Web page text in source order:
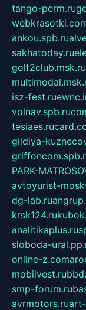
tango-perm.ru
ankou.spb.ru
sakhatoday.ru
golf2club.msk.ru
isz-fest.ru
volnav.spb.ru
tesiaes.ru
gildiya-
PARK-
avtoyurist-
dg-lab.ru
krsk124.ru
analitikaplus.ru
sloboda-
online-z.com
mobilvest.ru
smp-forum.ru
avrmotors.ru